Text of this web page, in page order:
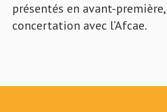
présentés en avant-
concertation avec l’Afcae.